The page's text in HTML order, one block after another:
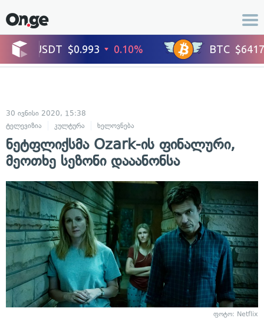
30 ივნისი 2020, 15:38
ტელევიზია
კულტურა ხელოვნება
ნეტფლიქსმა Ozark-ის ფინალური,
მეოთხე სეზონი დააანონსა
ფოტო: Netflix